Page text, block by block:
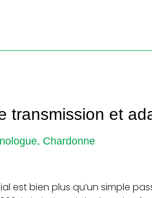
transmission et
Chardonne
est bien plus qu’un simple